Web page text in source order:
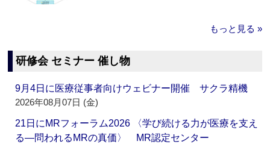
もっと見る »
研修会 セミナー 催し物
9月4日に医療従事者向けウェビナー開催 サクラ精機
2026年08月07日 (金)
21日にMRフォーラム2026 〈学び続ける力が医療を支え
る―問われるMRの真価〉 MR認定センター